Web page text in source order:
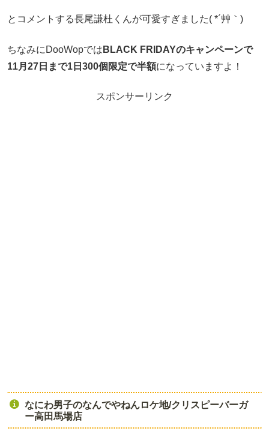
とコメントする長尾謙杜くんが可愛すぎました( *´艸｀)
ちなみにDooWopでは BLACK FRIDAYのキャンペーンで
11月27日まで1日300個限定で半額になっていますよ！
スポンサーリンク
なにわ男子のなんでやねんロケ地/クリスピーバーガ
ー高田馬場店